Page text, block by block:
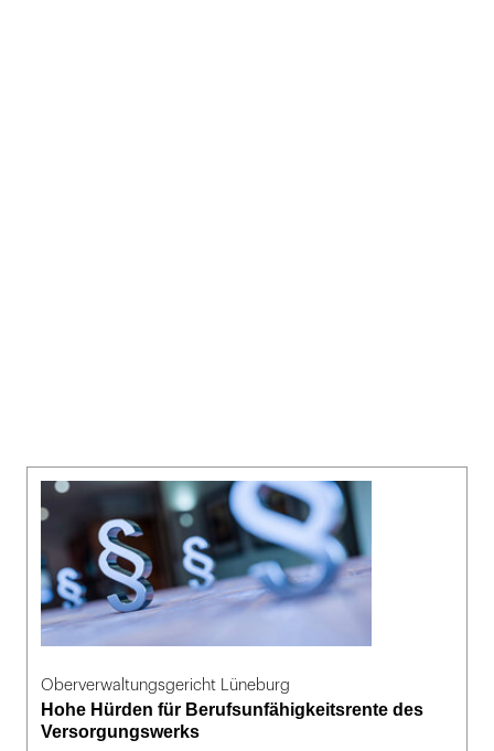
Oberverwaltungsgericht Lüneburg
Hohe Hürden für Berufsunfähigkeitsrente des
Versorgungswerks